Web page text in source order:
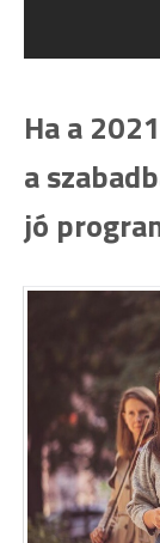
Ha a
a
jó